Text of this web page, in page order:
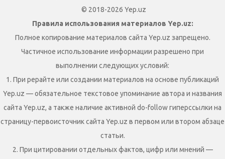
© 2018-2026 Yep.uz
Правила использования материалов Yep.uz:
Полное копирование материалов сайта Yep.uz запрещено.
Частичное использование информации разрешено при
выполнении следующих условий:
1. При рерайте или создании материалов на основе публикаций
Yep.uz — обязательное текстовое упоминание автора и названия
сайта Yep.uz, а также наличие активной do-follow гиперссылки на
страницу-первоисточник сайта Yep.uz в первом или втором абзаце
статьи.
2. При цитировании отдельных фактов, цифр или мнений —